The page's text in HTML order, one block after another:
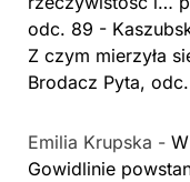
odc. 89 -
Z czym mierzyła
Brodacz Pyta,
Emilia Krupska -
Gowidlinie